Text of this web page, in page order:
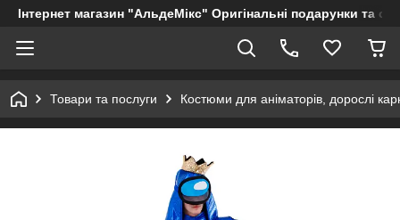
Інтернет магазин "АльдеМікс" Оригінальні подарунки та
Товари та послуги Костюми для аніматорів, дорослі